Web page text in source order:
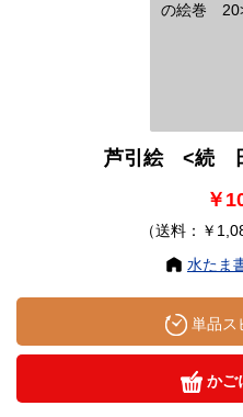
の絵巻
芦引絵 <続
￥
（送料：￥
水たま
単品ス
かご